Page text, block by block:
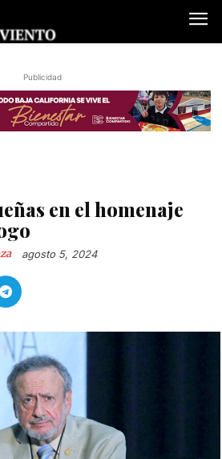
Publicidad
en el homenaje
agosto 5, 2024